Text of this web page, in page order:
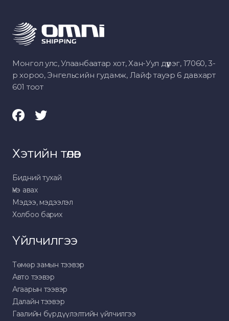
Монгол улс, Улаанбаатар хот, Хан-Уул дүүрэг, 17060, 3-
р хороо, Энгельсийн гудамж, Лайф тауэр 6 давхарт
601 тоот
Хэтийн төлөв
Бидний тухай
Үнэ авах
Мэдээ, мэдээлэл
Холбоо барих
Үйлчилгээ
Төмөр замын тээвэр
Авто тээвэр
Агаарын тээвэр
Далайн тээвэр
Гаалийн бүрдүүлэлтийн үйлчилгээ